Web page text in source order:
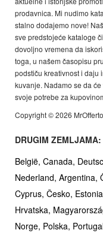
prodavnica. Mi nudimo
stalno dodajemo nove!
sve predstojeće kataloge
dovoljno vremena da
toga, u našem časopisu
podstiču kreativnost i daju
kuvanje. Nadamo se da
svoje potrebe za
Copyright © 2026
DRUGIM ZEMLJAMA:
België, Canada,
Nederland, Argentina,
Cyprus, Česko,
Hrvatska,
Norge, Polska,